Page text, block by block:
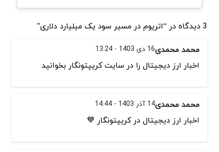
3 دیدگاه در “اتریوم در مسیر سود یک میلیارد دلاری”
محمد محمدی16 دی 1403 - 13:24
اخبار ارز دیجیتال را در سایت کریپتونگار بخوانید
محمد محمدی14 آذر 1403 - 14:44
اخبار ارز دیجیتال در کریپتونگار 💙